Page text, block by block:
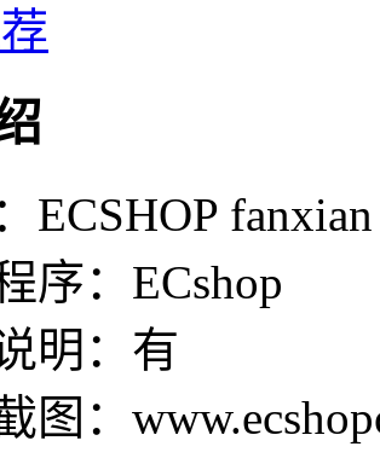
ECSHOP fanxian
序：ECshop
明：有
图：